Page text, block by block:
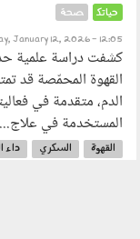
حياتك صحة
January 12, 2026 - 12:05
كشفت دراسة علمية
القهوة المحمّصة قد
الدم، متقدمة في
المستخدمة في علاج...
القهوة السكري داء